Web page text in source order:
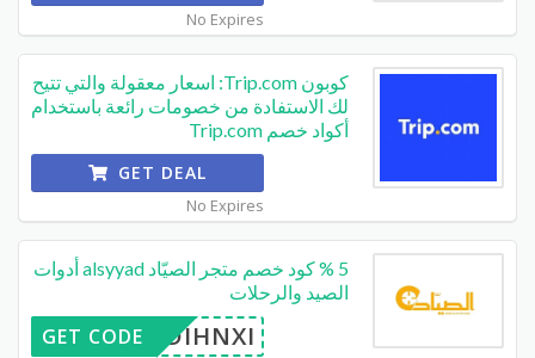
No Expires
كوبون Trip.com: اسعار معقولة والتي تتيح
لك الاستفادة من خصومات رائعة باستخدام
أكواد خصم Trip.com
GET DEAL
No Expires
5 % كود خصم متجر الصيّاد alsyyad أدوات
الصيد والرحلات
DIHNXI
GET CODE